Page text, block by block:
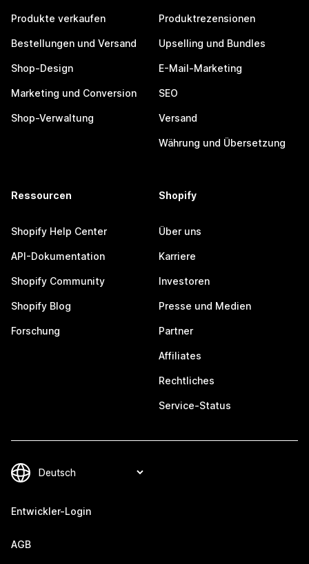
Produkte verkaufen
Bestellungen und Versand
Shop-Design
Marketing und Conversion
Shop-Verwaltung
Produktrezensionen
Upselling und Bundles
E-Mail-Marketing
SEO
Versand
Währung und Übersetzung
Ressourcen
Shopify Help Center
API-Dokumentation
Shopify Community
Shopify Blog
Forschung
Shopify
Über uns
Karriere
Investoren
Presse und Medien
Partner
Affiliates
Rechtliches
Service-Status
Entwickler-Login
AGB